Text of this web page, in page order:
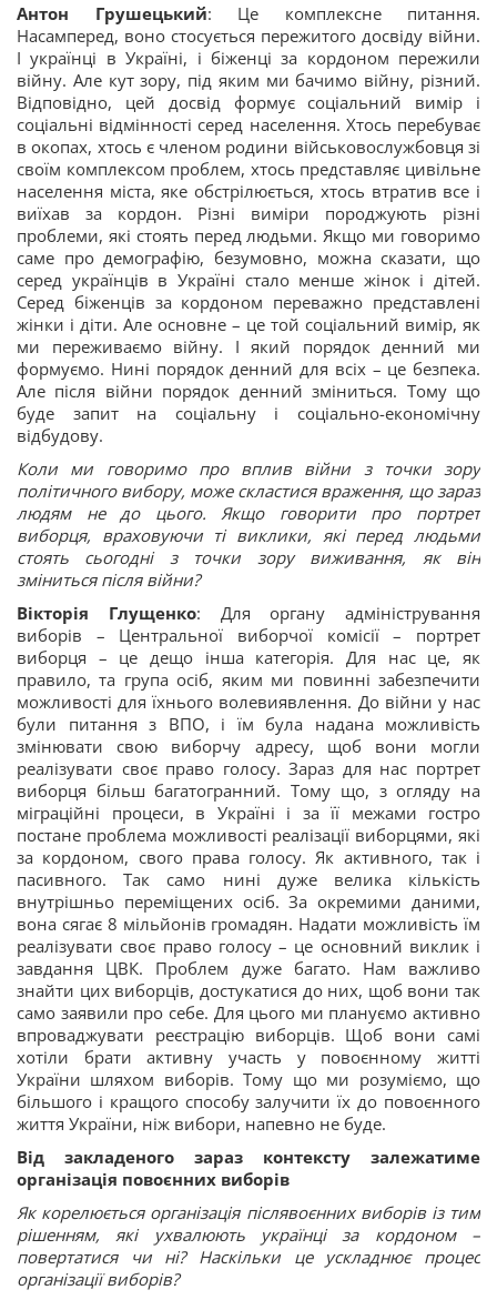
Антон Грушецький: Це комплексне питання.
Насамперед, воно стосується пережитого досвіду війни.
І українці в Україні, і біженці за кордоном пережили
війну. Але кут зору, під яким ми бачимо війну, різний.
Відповідно, цей досвід формує соціальний вимір і
соціальні відмінності серед населення. Хтось перебуває
в окопах, хтось є членом родини військовослужбовця зі
своїм комплексом проблем, хтось представляє цивільне
населення міста, яке обстрілюється, хтось втратив все і
виїхав за кордон. Різні виміри породжують різні
проблеми, які стоять перед людьми. Якщо ми говоримо
саме про демографію, безумовно, можна сказати, що
серед українців в Україні стало менше жінок і дітей.
Серед біженців за кордоном переважно представлені
жінки і діти. Але основне – це той соціальний вимір, як
ми переживаємо війну. І який порядок денний ми
формуємо. Нині порядок денний для всіх – це безпека.
Але після війни порядок денний зміниться. Тому що
буде запит на соціальну і соціально-економічну
відбудову.
Коли ми говоримо про вплив війни з точки зору
політичного вибору, може скластися враження, що зараз
людям не до цього. Якщо говорити про портрет
виборця, враховуючи ті виклики, які перед людьми
стоять сьогодні з точки зору виживання, як він
зміниться після війни?
Вікторія Глущенко: Для органу адміністрування
виборів – Центральної виборчої комісії – портрет
виборця – це дещо інша категорія. Для нас це, як
правило, та група осіб, яким ми повинні забезпечити
можливості для їхнього волевиявлення. До війни у нас
були питання з ВПО, і їм була надана можливість
змінювати свою виборчу адресу, щоб вони могли
реалізувати своє право голосу. Зараз для нас портрет
виборця більш багатогранний. Тому що, з огляду на
міграційні процеси, в Україні і за її межами гостро
постане проблема можливості реалізації виборцями, які
за кордоном, свого права голосу. Як активного, так і
пасивного. Так само нині дуже велика кількість
внутрішньо переміщених осіб. За окремими даними,
вона сягає 8 мільйонів громадян. Надати можливість їм
реалізувати своє право голосу – це основний виклик і
завдання ЦВК. Проблем дуже багато. Нам важливо
знайти цих виборців, достукатися до них, щоб вони так
само заявили про себе. Для цього ми плануємо активно
впроваджувати реєстрацію виборців. Щоб вони самі
хотіли брати активну участь у повоєнному житті
України шляхом виборів. Тому що ми розуміємо, що
більшого і кращого способу залучити їх до повоєнного
життя України, ніж вибори, напевно не буде.
Від закладеного зараз контексту залежатиме
організація повоєнних виборів
Як корелюється організація післявоєнних виборів із тим
рішенням, які ухвалюють українці за кордоном –
повертатися чи ні? Наскільки це ускладнює процес
організації виборів?